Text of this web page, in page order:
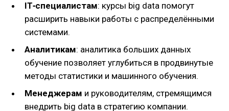
IT‑специалистам: курсы big data помогут
расширить навыки работы с распределёнными
системами.
Аналитикам: аналитика больших данных
обучение позволяет углубиться в продвинутые
методы статистики и машинного обучения.
Менеджерам и руководителям, стремящимся
внедрить big data в стратегию компании.